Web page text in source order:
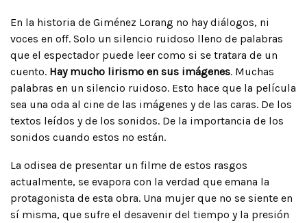
En la historia de Giménez Lorang no hay diálogos, ni
voces en off. Solo un silencio ruidoso lleno de palabras
que el espectador puede leer como si se tratara de un
cuento. Hay mucho lirismo en sus imágenes. Muchas
palabras en un silencio ruidoso. Esto hace que la película
sea una oda al cine de las imágenes y de las caras. De los
textos leídos y de los sonidos. De la importancia de los
sonidos cuando estos no están.
La odisea de presentar un filme de estos rasgos
actualmente, se evapora con la verdad que emana la
protagonista de esta obra. Una mujer que no se siente en
sí misma, que sufre el desavenir del tiempo y la presión